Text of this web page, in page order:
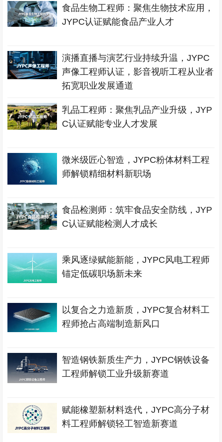
食品生物工程师：聚焦生物技术应用，
JYPC认证赋能食品产业人才
演播直播与演艺行业持续升温，JYPC
声像工程师认证，影音视听工程从业者
拓宽职业发展通道
乳品工程师：聚焦乳品产业升级，JYP
C认证赋能专业人才发展
微米级匠心智造，JYPC粉体材料工程
师解锁精细材料新职场
食品检测师：筑牢食品安全防线，JYP
C认证赋能检测人才成长
乘风逐绿赋能新能，JYPC风电工程师
锚定低碳职场新未来
以复合之力造新质，JYPC复合材料工
程师抢占高端制造新风口
智造钢铁新质生产力，JYPC钢铁设备
工程师解锁工业升级新赛道
赋能橡塑新材料迭代，JYPC高分子材
料工程师解锁轻工智造新赛道